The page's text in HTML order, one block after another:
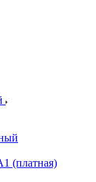
(платная)